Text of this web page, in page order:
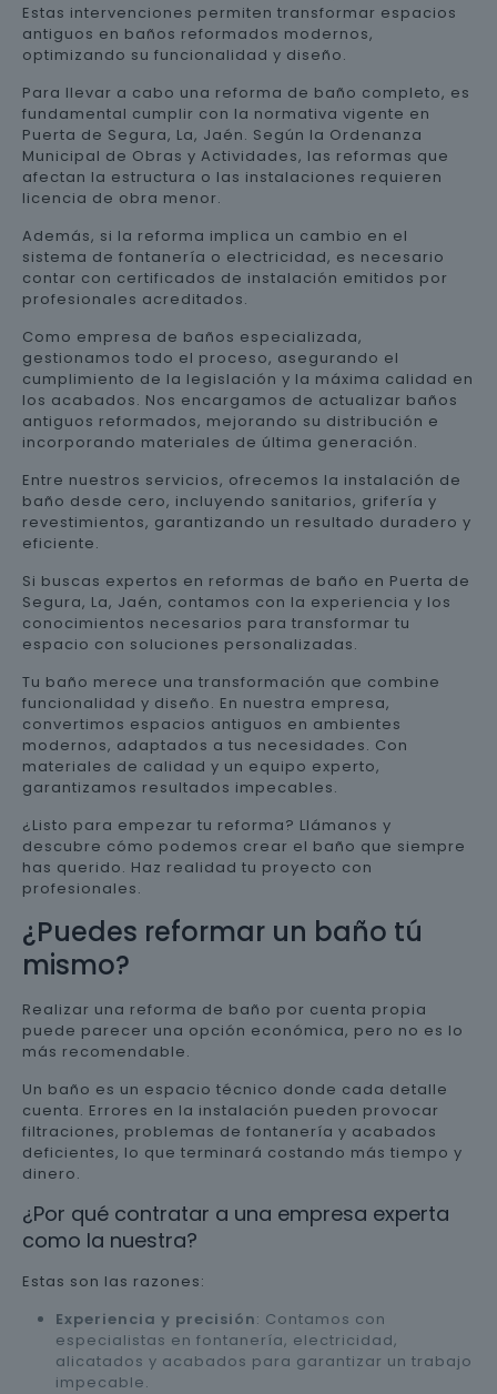
Estas intervenciones permiten transformar espacios
antiguos en baños reformados modernos,
optimizando su funcionalidad y diseño.
Para llevar a cabo una reforma de baño completo, es
fundamental cumplir con la normativa vigente en
Puerta de Segura, La, Jaén. Según la Ordenanza
Municipal de Obras y Actividades, las reformas que
afectan la estructura o las instalaciones requieren
licencia de obra menor.
Además, si la reforma implica un cambio en el
sistema de fontanería o electricidad, es necesario
contar con certificados de instalación emitidos por
profesionales acreditados.
Como empresa de baños especializada,
gestionamos todo el proceso, asegurando el
cumplimiento de la legislación y la máxima calidad en
los acabados. Nos encargamos de actualizar baños
antiguos reformados, mejorando su distribución e
incorporando materiales de última generación.
Entre nuestros servicios, ofrecemos la instalación de
baño desde cero, incluyendo sanitarios, grifería y
revestimientos, garantizando un resultado duradero y
eficiente.
Si buscas expertos en reformas de baño en Puerta de
Segura, La, Jaén, contamos con la experiencia y los
conocimientos necesarios para transformar tu
espacio con soluciones personalizadas.
Tu baño merece una transformación que combine
funcionalidad y diseño. En nuestra empresa,
convertimos espacios antiguos en ambientes
modernos, adaptados a tus necesidades. Con
materiales de calidad y un equipo experto,
garantizamos resultados impecables.
¿Listo para empezar tu reforma? Llámanos y
descubre cómo podemos crear el baño que siempre
has querido. Haz realidad tu proyecto con
profesionales.
¿Puedes reformar un baño tú
mismo?
Realizar una reforma de baño por cuenta propia
puede parecer una opción económica, pero no es lo
más recomendable.
Un baño es un espacio técnico donde cada detalle
cuenta. Errores en la instalación pueden provocar
filtraciones, problemas de fontanería y acabados
deficientes, lo que terminará costando más tiempo y
dinero.
¿Por qué contratar a una empresa experta
como la nuestra?
Estas son las razones:
Experiencia y precisión: Contamos con
especialistas en fontanería, electricidad,
alicatados y acabados para garantizar un trabajo
impecable.